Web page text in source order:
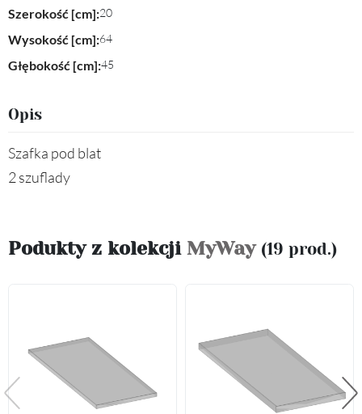
Szerokość [cm]:20
Wysokość [cm]:64
Głębokość [cm]:45
Opis
Szafka pod blat
2 szuflady
Podukty z kolekcji MyWay (19 prod.)
Poprzedni